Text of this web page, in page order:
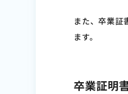
また、卒業証
ます。
卒業証明